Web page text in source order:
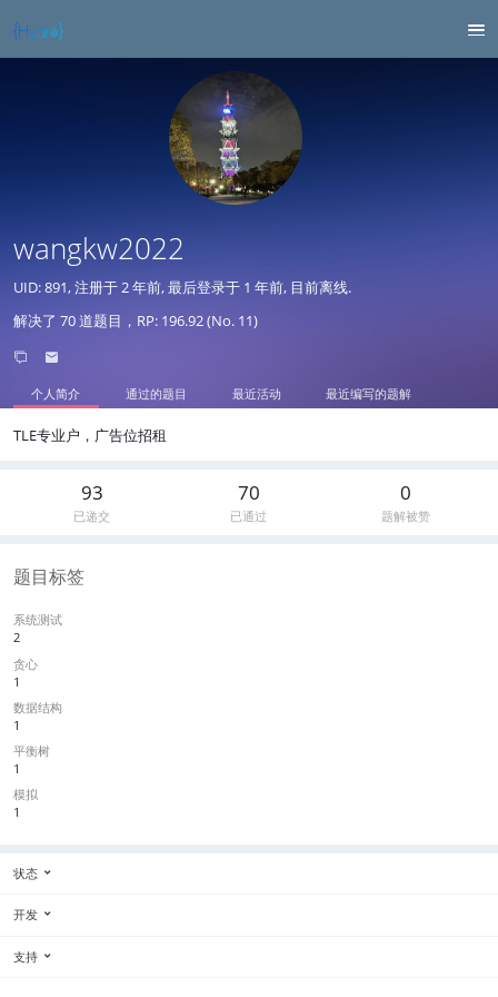
wangkw2022
UID: 891, 注册于2 年前, 最后登录于 1 年前, 目前离线.
解决了 70 道题目，RP: 196.92 (No. 11)
个人简介 通过的题目 最近活动 最近编写的题解
TLE专业户，广告位招租
93
已递交
70
已通过
0
题解被赞
题目标签
系统测试
2
贪心
1
数据结构
1
平衡树
1
模拟
1
状态
开发
支持